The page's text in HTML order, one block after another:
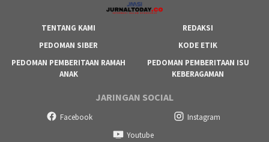
TENTANG KAMI
REDAKSI
PEDOMAN SIBER
KODE ETIK
PEDOMAN PEMBERITAAN RAMAH
ANAK
PEDOMAN PEMBERITAAN ISU
KEBERAGAMAN
JARINGAN SOCIAL
Facebook
Instagram
Youtube